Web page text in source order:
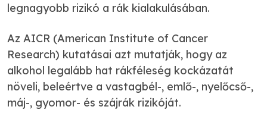
legnagyobb rizikó a rák kialakulásában.
Az AICR (American Institute of Cancer
Research) kutatásai azt mutatják, hogy az
alkohol legalább hat rákféleség kockázatát
növeli, beleértve a vastagbél-, emlő-, nyelőcső-,
máj-, gyomor- és szájrák rizikóját.